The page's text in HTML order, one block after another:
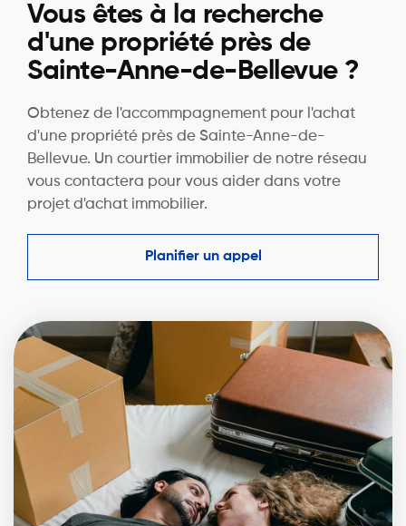
Vous êtes à la recherche
d'une propriété près de
Sainte-Anne-de-Bellevue ?
Obtenez de l'accommpagnement pour l'achat
d'une propriété près de Sainte-Anne-de-
Bellevue. Un courtier immobilier de notre réseau
vous contactera pour vous aider dans votre
projet d'achat immobilier.
Planifier un appel